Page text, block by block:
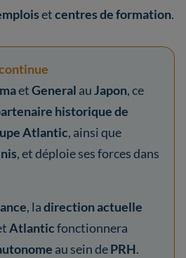
etcentres de formation.
etGeneral auJapon, ce
historique de
Atlantic, ainsi que
, et déploie ses forces dans
, ladirection actuelle
Atlanticfonctionnera
au sein dePRH.